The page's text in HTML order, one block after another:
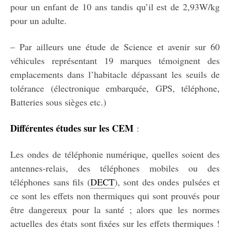
pour un enfant de 10 ans tandis qu’il est de 2,93W/kg
pour un adulte.
– Par ailleurs une étude de Science et avenir sur 60
véhicules représentant 19 marques témoignent des
emplacements dans l’habitacle dépassant les seuils de
tolérance (électronique embarquée, GPS, téléphone,
Batteries sous sièges etc.)
Différentes études sur les CEM :
Les ondes de téléphonie numérique, quelles soient des
antennes-relais, des téléphones mobiles ou des
téléphones sans fils (DECT), sont des ondes pulsées et
ce sont les effets non thermiques qui sont prouvés pour
être dangereux pour la santé ; alors que les normes
actuelles des états sont fixées sur les effets thermiques !